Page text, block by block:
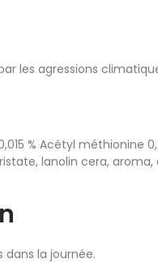
les agressions
% Acétyl
lanolin cera,
dans la journée.